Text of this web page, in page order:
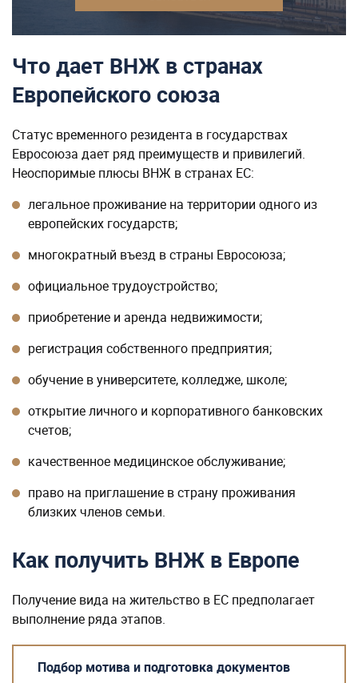
Что дает ВНЖ в странах
Европейского союза
Статус временного резидента в государствах
Евросоюза дает ряд преимуществ и привилегий.
Неоспоримые плюсы ВНЖ в странах ЕС:
легальное проживание на территории одного из
европейских государств;
многократный въезд в страны Евросоюза;
официальное трудоустройство;
приобретение и аренда недвижимости;
регистрация собственного предприятия;
обучение в университете, колледже, школе;
открытие личного и корпоративного банковских
счетов;
качественное медицинское обслуживание;
право на приглашение в страну проживания
близких членов семьи.
Как получить ВНЖ в Европе
Получение вида на жительство в ЕС предполагает
выполнение ряда этапов.
Подбор мотива и подготовка документов